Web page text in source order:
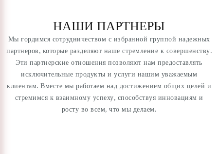
НАШИ ПАРТНЕРЫ
Мы гордимся сотрудничеством с избранной группой надежных
партнеров, которые разделяют наше стремление к совершенству.
Эти партнерские отношения позволяют нам предоставлять
исключительные продукты и услуги нашим уважаемым
клиентам. Вместе мы работаем над достижением общих целей и
стремимся к взаимному успеху, способствуя инновациям и
росту во всем, что мы делаем.